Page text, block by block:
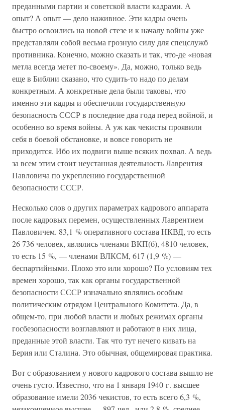
преданными партии и советской власти кадрами. А
опыт? А опыт — дело наживное. Эти кадры очень
быстро освоились на новой стезе и к началу войны уже
представляли собой весьма грозную силу для спецслужб
противника. Конечно, можно сказать и так, что-де «новая
метла всегда метет по-своему». Да, можно, только ведь
еще в Библии сказано, что судить-то надо по делам
конкретным. А конкретные дела были таковы, что
именно эти кадры и обеспечили государственную
безопасность СССР в последние два года перед войной, и
особенно во время войны. А уж как чекисты проявили
себя в боевой обстановке, и вовсе говорить не
приходится. Ибо их подвиги выше всяких похвал. А ведь
за всем этим стоит неустанная деятельность Лаврентия
Павловича по укреплению государственной
безопасности СССР.
Несколько слов о других параметрах кадрового аппарата
после кадровых перемен, осуществленных Лаврентием
Павловичем. 83,1 % оперативного состава НКВД, то есть
26 736 человек, являлись членами ВКП(б), 4810 человек,
то есть 15 %, — членами ВЛКСМ, 617 (1,9 %) —
беспартийными. Плохо это или хорошо? По условиям тех
времен хорошо, так как органы государственной
безопасности СССР изначально являлись особым
политическим отрядом Центрального Комитета. Да, в
общем-то, при любой власти и любых режимах органы
госбезопасности возглавляют и работают в них лица,
преданные этой власти. Так что тут нечего кивать на
Берия или Сталина. Это обычная, общемировая практика.
Вот с образованием у нового кадрового состава вышло не
очень густо. Известно, что на 1 января 1940 г. высшее
образование имели 2036 чекистов, то есть всего 6,3 %,